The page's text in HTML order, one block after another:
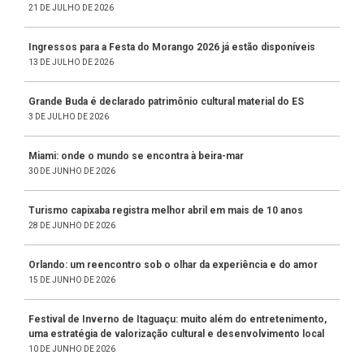
21 DE JULHO DE 2026
Ingressos para a Festa do Morango 2026 já estão disponíveis
13 DE JULHO DE 2026
Grande Buda é declarado patrimônio cultural material do ES
3 DE JULHO DE 2026
Miami: onde o mundo se encontra à beira-mar
30 DE JUNHO DE 2026
Turismo capixaba registra melhor abril em mais de 10 anos
28 DE JUNHO DE 2026
Orlando: um reencontro sob o olhar da experiência e do amor
15 DE JUNHO DE 2026
Festival de Inverno de Itaguaçu: muito além do entretenimento,
uma estratégia de valorização cultural e desenvolvimento local
10 DE JUNHO DE 2026